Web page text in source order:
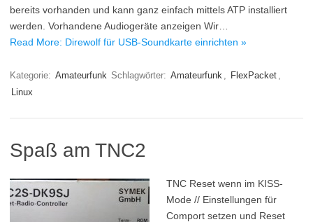
bereits vorhanden und kann ganz einfach mittels ATP installiert
werden. Vorhandene Audiogeräte anzeigen Wir…
Read More: Direwolf für USB-Soundkarte einrichten »
Kategorie: Amateurfunk Schlagwörter: Amateurfunk , FlexPacket ,
Linux
Spaß am TNC2
TNC Reset wenn im KISS-
Mode // Einstellungen für
Comport setzen und Reset